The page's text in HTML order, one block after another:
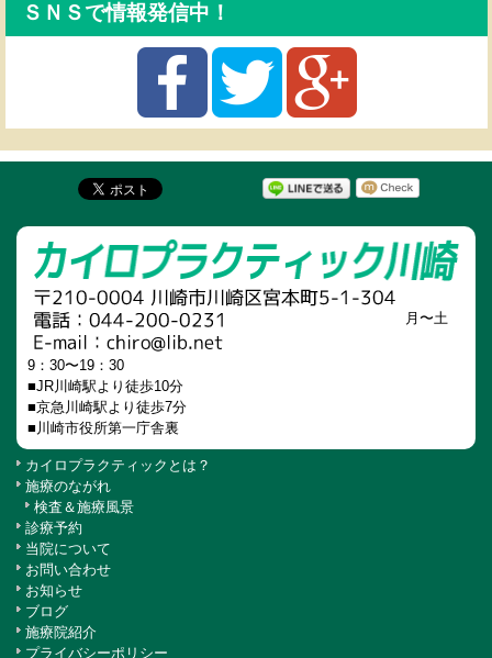
ＳＮＳで情報発信中！
月〜土
9：30〜19：30
■JR川崎駅より徒歩10分
■京急川崎駅より徒歩7分
■川崎市役所第一庁舎裏
カイロプラクティックとは？
施療のながれ
検査＆施療風景
診療予約
当院について
お問い合わせ
お知らせ
ブログ
施療院紹介
プライバシーポリシー